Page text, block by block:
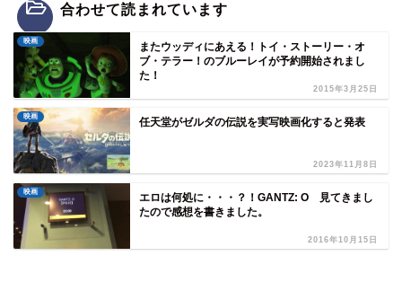
合わせて読まれています
映画
またウッディにあえる！トイ・ストーリー・オ
ブ・テラー！のブルーレイが予約開始されまし
た！
2015年3月25日
映画 任天堂がゼルダの伝説を実写映画化すると発表
2023年11月8日
映画
エロは何処に・・・？！GANTZ: O 見てきまし
たので感想を書きました。
2016年10月15日